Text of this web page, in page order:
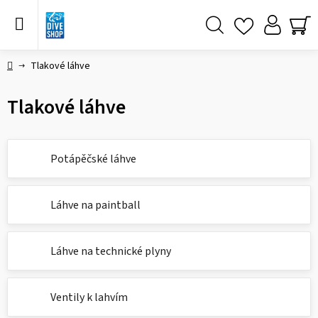
DomůTlakové láhve
Tlakové láhve
Potápěčské láhve
Láhve na paintball
Láhve na technické plyny
Ventily k lahvím